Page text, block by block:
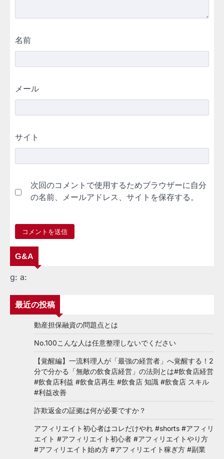
名前
メール
サイト
次回のコメントで使用するためブラウザーに自分
の名前、メールアドレス、サイトを保存する。
G&A
g: a:
最近の投稿
動産担保融資の問題点とは
No.100こんな人は任意整理しないでください
【覚醒編】一流料理人が「最強の経営者」へ覚醒する！2
分で分かる「無敵の飲食店経営」の法則とは#飲食店経営
#飲食店利益 #飲食店再生 #飲食店 知識 #飲食店 スキル
#利益改善
詐欺返金の証拠は何が必要ですか？
アフィリエイト初心者はコレだけやれ #shorts #アフィリ
エイト #アフィリエイト初心者 #アフィリエイトやり方
#アフィリエイト始め方 #アフィリエイト稼ぎ方 #副業